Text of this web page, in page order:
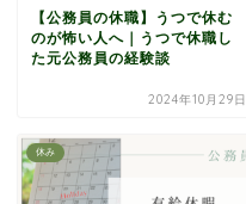
【公務員の休職】うつで休む
のが怖い人へ｜うつで休職し
た元公務員の経験談
2024年10月29日
休み